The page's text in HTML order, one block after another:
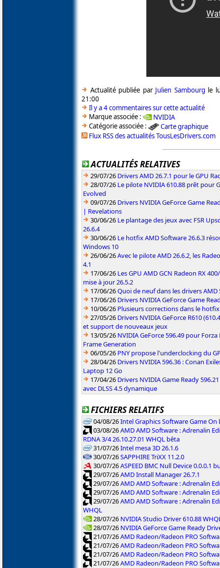
Actualité publiée par Julien Sambourg le
21:00
Il y a 4 commentaires sur cette actualité
Marque associée :
NVIDIA
Catégorie associée :
Carte graphique
Flux RSS des actualités TousLesDrivers.com
ACTUALITÉS RELATIVES
29/07/26 Drivers AMD 26.7.1 pour le GPU
28/07/26 Le pilote NVIDIA 610.88 prêt pour
Evolved
09/07/26 Drivers NVIDIA GeForce Game
| Revelations
30/06/26 Le plantage des jeux avec FSR
26.6.4
30/06/26 Le hotfix AMD Software 26.6.3
Windows 10
26/06/26Avec le pilote AMD 26.6.2, les
4.1
17/06/26 Les GPU AMD GCN Radeon RX
mise à jour 26.5.2
17/06/26Quoi de neuf dans les drivers AMD
17/06/26 Drivers NVIDIA GeForce Game
10/06/26 Plusieurs corrections dans le hotfix
27/05/26 Drivers NVIDIA GeForce R610
et support de nouveaux jeux
13/05/26 NVIDIA GeForce 596.49 pour
Frame Generation
06/05/26 PNY propose l'underclocking du
28/04/26 Drivers NVIDIA 596.36 : Conan
Laptop 12 Go
17/04/26 Drivers NVIDIA Game Ready
avec DLSS 4.5 dynamique
FICHIERS RELATIFS
04/08/26Intel Graphics Software Game On
03/08/26AMD AMD Software : Adrenalin
RDNA 3/4 26.10.27.01 WHQL bêta
31/07/26Intel mesa 3D 26.1.6
30/07/26SAPPHIRE TriXX 11.2.0
30/07/26ASPEED BMC Null Device 0.0.0.1
29/07/26AMD Install Manager 26.7.1
29/07/26AMD AMD Software : Adrenalin
29/07/26AMD AMD Software : Adrenalin
29/07/26AMD AMD Software : Adrenalin
WHQL
28/07/26 NVIDIA Studio Driver 610.88
28/07/26 NVIDIA GeForce Game Ready
21/07/26AMD Radeon/Radeon PRO
21/07/26AMD Radeon/Radeon PRO
21/07/26AMD Radeon/Radeon PRO
21/07/26AMD Radeon/Radeon PRO